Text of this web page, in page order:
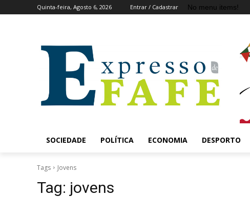
Quinta-feira, Agosto 6, 2026 Entrar / Cadastrar No menu items!
SOCIEDADE POLÍTICA ECONOMIA DESPORTO
Tags Jovens
Tag: jovens